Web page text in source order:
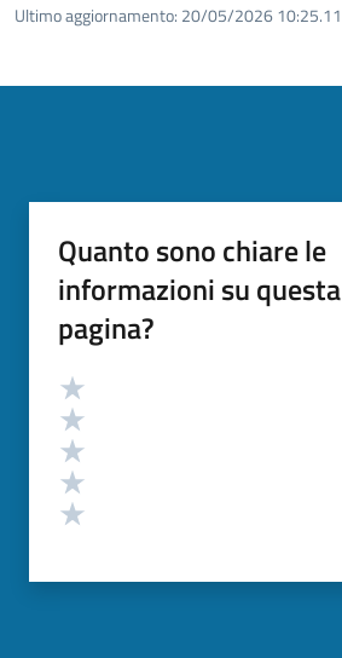
Ultimo aggiornamento: 20/05/2026 10:25.11
Quanto sono chiare le
informazioni su questa
pagina?
Valutazione